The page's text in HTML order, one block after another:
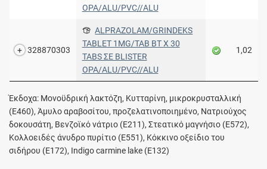
OPA/ALU/PVC//ALU
328870303
ALPRAZOLAM/GRINDEKS
TABLET 1MG/TAB BT X 30
TABS ΣΕ BLISTER
OPA/ALU/PVC//ALU
1,02
Έκδοχα: Μονοϋδρική λακτόζη, Κυτταρίνη, μικροκρυσταλλική
(E460), Άμυλο αραβοσίτου, προζελατινοποιημένο, Νατριούχος
δοκουσάτη, Βενζοϊκό νάτριο (E211), Στεατικό μαγνήσιο (E572),
Κολλοειδές άνυδρο πυρίτιο (E551), Κόκκινο οξείδιο του
σιδήρου (E172), Indigo carmine lake (E132)